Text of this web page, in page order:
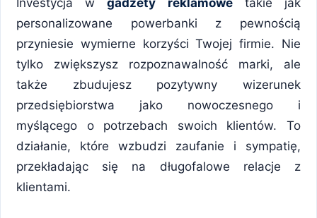
Investycja wgadżety reklamowetakie jak
personalizowane powerbanki z pewnością
przyniesie wymierne korzyści Twojej firmie. Nie
tylko zwiększysz rozpoznawalność marki, ale
także zbudujesz pozytywny wizerunek
przedsiębiorstwa jako nowoczesnego i
myślącego o potrzebach swoich klientów. To
działanie, które wzbudzi zaufanie i sympatię,
przekładając się na długofalowe relacje z
klientami.